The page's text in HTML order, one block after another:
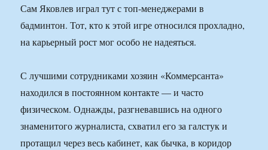
Сам Яковлев играл тут с топ-менеджерами в
бадминтон. Тот, кто к этой игре относился прохладно,
на карьерный рост мог особо не надеяться.
С лучшими сотрудниками хозяин «Коммерсанта»
находился в постоянном контакте — и часто
физическом. Однажды, разгневавшись на одного
знаменитого журналиста, схватил его за галстук и
протащил через весь кабинет, как бычка, в коридор